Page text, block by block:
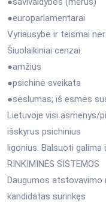
●europarlamentarai
Vyriausybė ir teismai
Šiuolaikiniai cenzai:
●amžius
●psichinė sveikata
●sėslumas; iš esmės
Lietuvoje visi asmenys/
išskyrus psichinius
ligonius. Balsuoti
RINKIMINĖS SISTEMOS
Daugumos atstovavimo
kandidatas surinkęs